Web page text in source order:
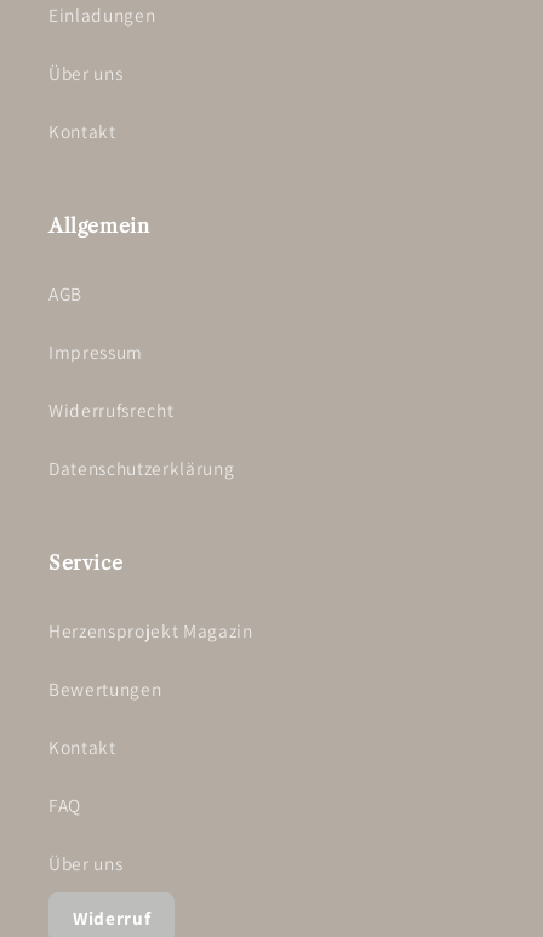
Einladungen
Über uns
Kontakt
Allgemein
AGB
Impressum
Widerrufsrecht
Datenschutzerklärung
Service
Herzensprojekt Magazin
Bewertungen
Kontakt
FAQ
Über uns
Widerruf